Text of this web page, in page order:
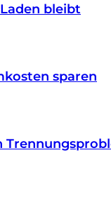
bleibt
sparen